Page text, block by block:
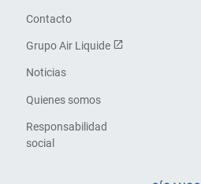
Contacto
Grupo Air Liquide
Noticias
Quienes somos
Responsabilidad
social